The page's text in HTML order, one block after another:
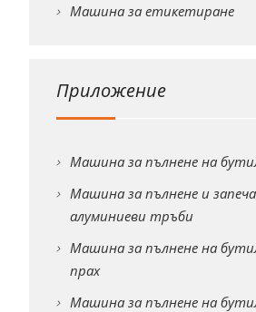
Машина за етикетиране
Приложение
Машина за пълнене на
Машина за пълнене и
алуминиеви тръби
Машина за пълнене на
прах
Машина за пълнене на